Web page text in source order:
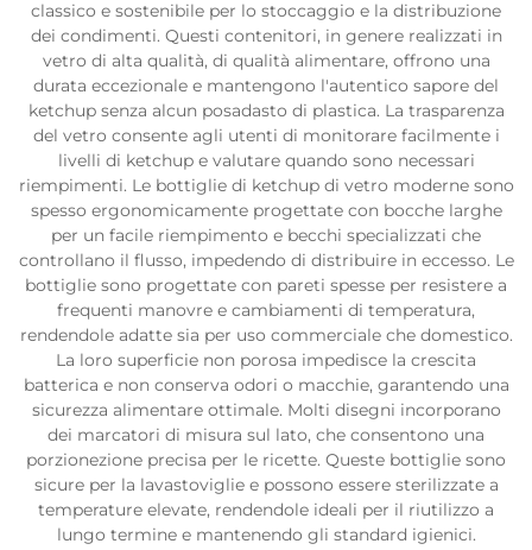
classico e sostenibile per lo stoccaggio e la distribuzione
dei condimenti. Questi contenitori, in genere realizzati in
vetro di alta qualità, di qualità alimentare, offrono una
durata eccezionale e mantengono l'autentico sapore del
ketchup senza alcun posadasto di plastica. La trasparenza
del vetro consente agli utenti di monitorare facilmente i
livelli di ketchup e valutare quando sono necessari
riempimenti. Le bottiglie di ketchup di vetro moderne sono
spesso ergonomicamente progettate con bocche larghe
per un facile riempimento e becchi specializzati che
controllano il flusso, impedendo di distribuire in eccesso. Le
bottiglie sono progettate con pareti spesse per resistere a
frequenti manovre e cambiamenti di temperatura,
rendendole adatte sia per uso commerciale che domestico.
La loro superficie non porosa impedisce la crescita
batterica e non conserva odori o macchie, garantendo una
sicurezza alimentare ottimale. Molti disegni incorporano
dei marcatori di misura sul lato, che consentono una
porzionezione precisa per le ricette. Queste bottiglie sono
sicure per la lavastoviglie e possono essere sterilizzate a
temperature elevate, rendendole ideali per il riutilizzo a
lungo termine e mantenendo gli standard igienici.